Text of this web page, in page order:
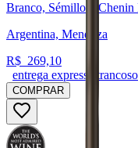
Branco, Sémillon, Chenin
Argentina, Mendoza
R$ 269,10
entrega expressa trancoso
COMPRAR